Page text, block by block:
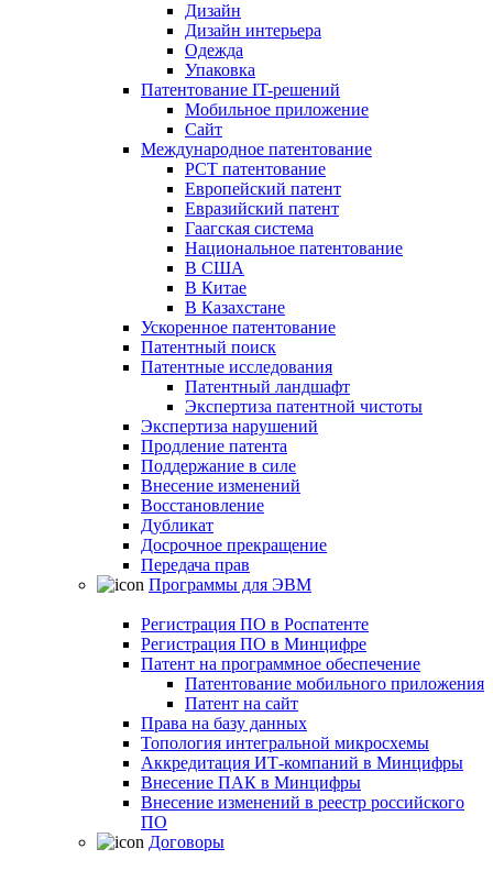
Дизайн
Дизайн интерьера
Одежда
Упаковка
Патентование IT-решений
Мобильное приложение
Сайт
Международное патентование
PCT патентование
Европейский патент
Евразийский патент
Гаагская система
Национальное патентование
В США
В Китае
В Казахстане
Ускоренное патентование
Патентный поиск
Патентные исследования
Патентный ландшафт
Экспертиза патентной чистоты
Экспертиза нарушений
Продление патента
Поддержание в силе
Внесение изменений
Восстановление
Дубликат
Досрочное прекращение
Передача прав
Программы для ЭВМ
Регистрация ПО в Роспатенте
Регистрация ПО в Минцифре
Патент на программное обеспечение
Патентование мобильного приложения
Патент на сайт
Права на базу данных
Топология интегральной микросхемы
Аккредитация ИТ-компаний в Минцифры
Внесение ПАК в Минцифры
Внесение изменений в реестр российского
ПО
Договоры